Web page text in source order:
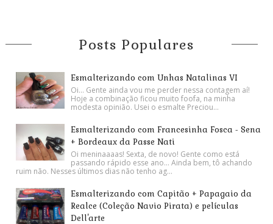
Posts Populares
Esmalterizando com Unhas Natalinas VI
Oi... Gente ainda vou me perder nessa contagem aí!
Hoje a combinação ficou muito foofa, na minha
modesta opinião. Usei o esmalte Preciou...
Esmalterizando com Francesinha Fosca - Sena
+ Bordeaux da Passe Nati
Oi meninaaaas! Sexta, de novo! Gente como está
passando rápido esse ano... Ainda bem, tô achando
ruim não. Nesses últimos dias não tenho ag...
Esmalterizando com Capitão + Papagaio da
Realce (Coleção Navio Pirata) e películas
Dell'arte